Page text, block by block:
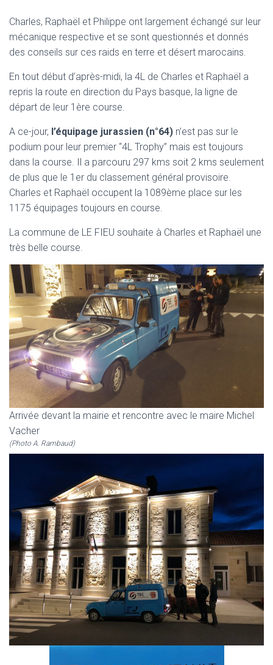
Charles, Raphaël et Philippe ont largement échangé sur leur
mécanique respective et se sont questionnés et donnés
des conseils sur ces raids en terre et désert marocains.
En tout début d’après-midi, la 4L de Charles et Raphaël a
repris la route en direction du Pays basque, la ligne de
départ de leur 1ère course.
A ce-jour, l’équipage jurassien (n°64) n’est pas sur le
podium pour leur premier “4L Trophy” mais est toujours
dans la course. Il a parcouru 297 kms soit 2 kms seulement
de plus que le 1er du classement général provisoire.
Charles et Raphaël occupent la 1089ème place sur les
1175 équipages toujours en course.
La commune de LE FIEU souhaite à Charles et Raphaël une
très belle course.
Arrivée devant la mairie et rencontre avec le maire Michel
Vacher
(Photo A. Rambaud)